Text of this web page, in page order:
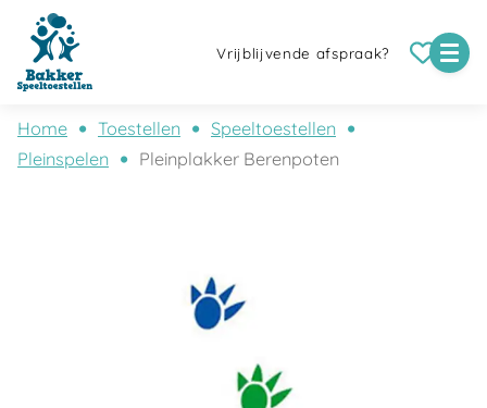
Vrijblijvende afspraak?
Home Toestellen
Speeltoestellen
Pleinspelen
Pleinplakker Berenpoten